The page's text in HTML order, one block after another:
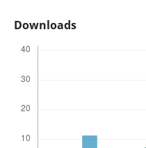
Downloads